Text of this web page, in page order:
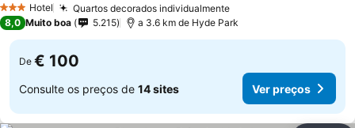
3 EstrelasHotel Quartos decorados individualmente
8,0 Muito boa 5.215 a 3.6 km de Hyde Park
De € 100
Consulte os preços de 14 sites Ver preços